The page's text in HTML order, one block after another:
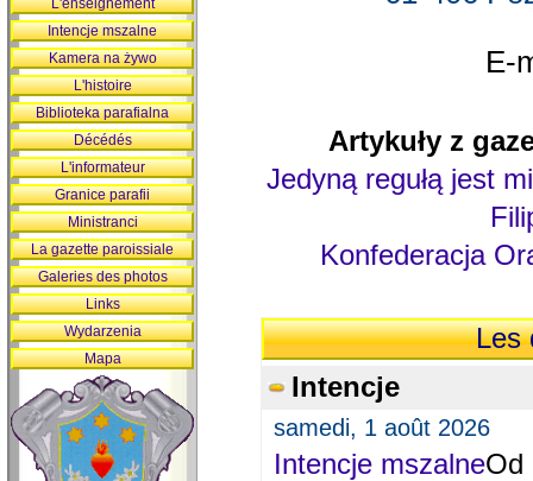
E-
Artykuły z
Jedyną regułą jest
Konfederacja
Les
Intencje
samedi, 1 août 2026
Intencje mszalneOd
L'enseignement
Intencje mszalne
Kamera na żywo
L'histoire
Biblioteka parafialna
Décédés
L'informateur
Granice parafii
Ministranci
La gazette paroissiale
Galeries des photos
Links
Wydarzenia
Mapa